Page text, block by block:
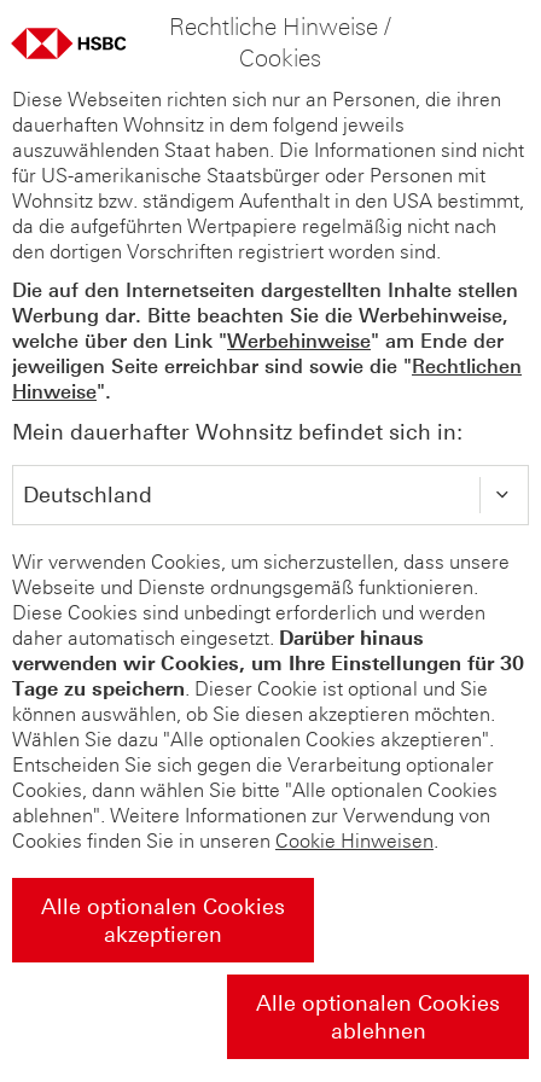
Rechtliche Hinweise /
Cookies
Diese Webseiten richten sich nur an Personen, die ihren
dauerhaften Wohnsitz in dem folgend jeweils
auszuwählenden Staat haben. Die Informationen sind nicht
für US-amerikanische Staatsbürger oder Personen mit
Wohnsitz bzw. ständigem Aufenthalt in den USA bestimmt,
da die aufgeführten Wertpapiere regelmäßig nicht nach
den dortigen Vorschriften registriert worden sind.
Die auf den Internetseiten dargestellten Inhalte stellen
Werbung dar. Bitte beachten Sie die Werbehinweise,
welche über den Link "Werbehinweise" am Ende der
jeweiligen Seite erreichbar sind sowie die "Rechtlichen
Hinweise".
Mein dauerhafter Wohnsitz befindet sich in:
Wir verwenden Cookies, um sicherzustellen, dass unsere
Webseite und Dienste ordnungsgemäß funktionieren.
Diese Cookies sind unbedingt erforderlich und werden
daher automatisch eingesetzt. Darüber hinaus
verwenden wir Cookies, um Ihre Einstellungen für 30
Tage zu speichern. Dieser Cookie ist optional und Sie
können auswählen, ob Sie diesen akzeptieren möchten.
Wählen Sie dazu "Alle optionalen Cookies akzeptieren".
Entscheiden Sie sich gegen die Verarbeitung optionaler
Cookies, dann wählen Sie bitte "Alle optionalen Cookies
ablehnen". Weitere Informationen zur Verwendung von
Cookies finden Sie in unseren Cookie Hinweisen.
Alle optionalen Cookies
akzeptieren
Alle optionalen Cookies
ablehnen